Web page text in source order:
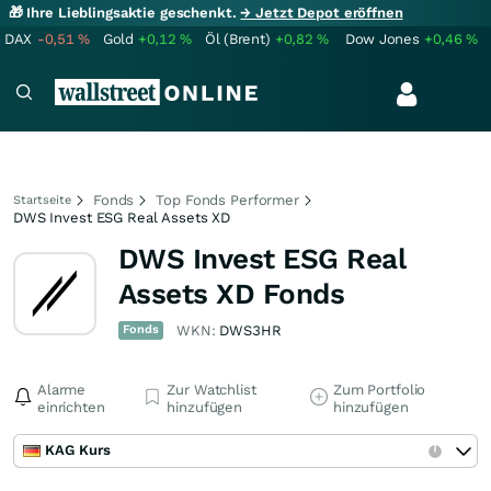
🎁 Ihre Lieblingsaktie geschenkt.→ Jetzt Depot eröffnen
DAX -0,51% Gold +0,12% Öl (Brent) +0,82% Dow Jones +0,46%
Startseite Fonds
Top Fonds Performer
DWS Invest ESG Real Assets XD
DWS Invest ESG Real
Assets XD Fonds
Fonds WKN: DWS3HR
Alarme
einrichten
Zur Watchlist
hinzufügen
Zum Portfolio
hinzufügen
KAG Kurs